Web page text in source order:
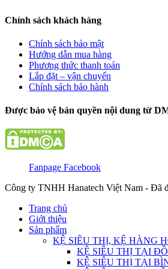
Chính sách khách hàng
Chính sách bảo mật
Hướng dẫn mua hàng
Phương thức thanh toán
Lắp đặt – vận chuyển
Chính sách bảo hành
Được bảo vệ bản quyền nội dung từ
Fanpage Facebook
Công ty TNHH Hanatech Việt Nam - Đã
Trang chủ
Giới thiệu
Sản phẩm
KỆ SIÊU THỊ, KỆ HÀNG
KỆ SIÊU THỊ TẠI
KỆ SIÊU THỊ TẠI